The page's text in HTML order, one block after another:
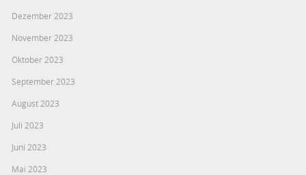
Dezember 2023
November 2023
Oktober 2023
September 2023
August 2023
Juli 2023
Juni 2023
Mai 2023